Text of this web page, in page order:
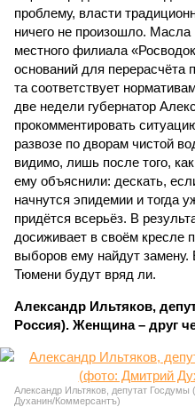
проблему, власти
ничего не произошло. Масла
местного филиала
оснований для перерасчёта
та соответствует
две недели губернатор
прокомментировать
развозе по дворам чистой
видимо, лишь после того,
ему объяснили: дескать,
начнутся эпидемии и тогда
придётся всерьёз. В
досиживает в своём кресле
выборов ему найдут замену.
Тюмени будут вряд ли.
Александр Ильтяков,
Россия). Женщина – друг
Александр Ильтяков, депутат
Духанин/Коммерсантъ)